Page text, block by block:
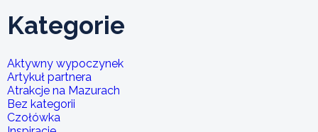
Kategorie
Aktywny wypoczynek
Artykuł partnera
Atrakcje na Mazurach
Bez kategorii
Czołówka